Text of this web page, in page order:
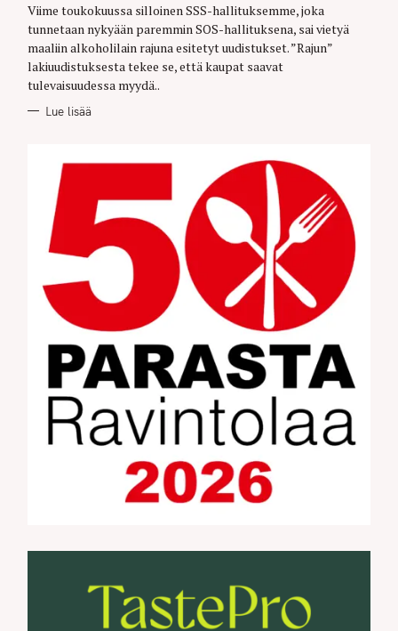
I
E
S
Viime toukokuussa silloinen SSS-hallituksemme, joka
tunnetaan nykyään paremmin SOS-hallituksena, sai vietyä
maaliin alkoholilain rajuna esitetyt uudistukset. ”Rajun”
lakiuudistuksesta tekee se, että kaupat saavat
tulevaisuudessa myydä..
Lue lisää